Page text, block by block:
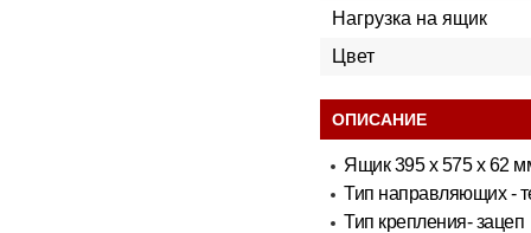
Нагрузка на ящик
Цвет
ОПИСАНИЕ
Ящик 395 х 575 х 62
Тип направляющих -
Тип крепления- зацеп